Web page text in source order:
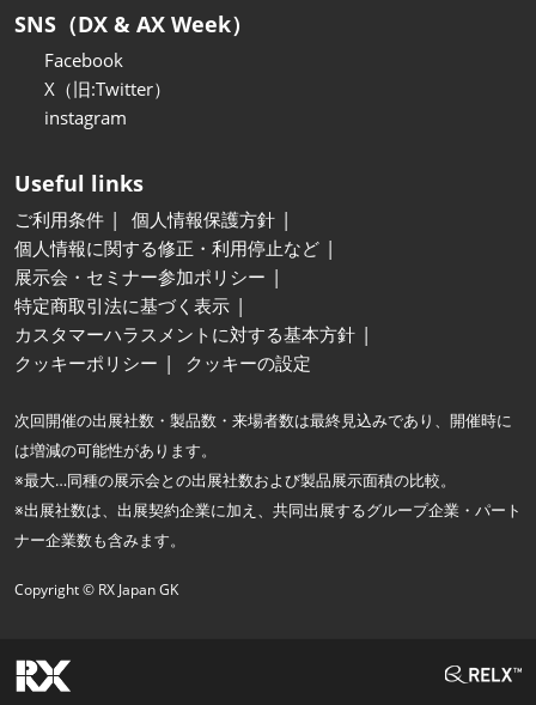
SNS（DX & AX Week）
Facebook
X（旧:Twitter）
instagram
Useful links
ご利用条件
個人情報保護方針
個人情報に関する修正・利用停止など
展示会・セミナー参加ポリシー
特定商取引法に基づく表示
カスタマーハラスメントに対する基本方針
クッキーポリシー
クッキーの設定
次回開催の出展社数・製品数・来場者数は最終見込みであり、開催時に
は増減の可能性があります。
※最大…同種の展示会との出展社数および製品展示面積の比較。
※出展社数は、出展契約企業に加え、共同出展するグループ企業・パート
ナー企業数も含みます。
Copyright © RX Japan GK